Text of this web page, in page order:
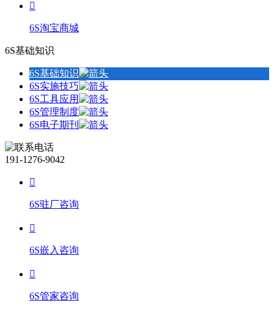
6S淘宝商城
6S基础知识
6S基础知识
6S实施技巧
6S工具应用
6S管理制度
6S电子期刊
191-1276-9042
6S驻厂咨询
6S嵌入咨询
6S管家咨询